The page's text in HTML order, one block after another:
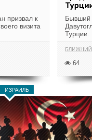
призвал к
визита
Бывший
Турции.
64
ИЗРАИЛЬ